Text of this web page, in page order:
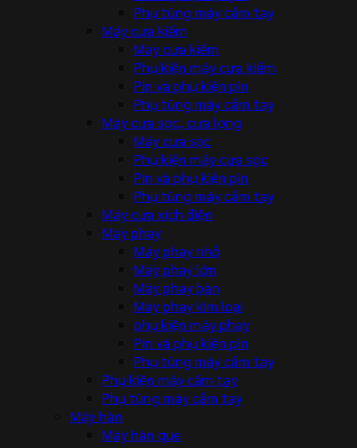
Phụ tùng máy cầm tay
Máy cưa kiếm
Máy cưa kiếm
Phụ kiện máy cưa kiếm
Pin và phụ kiện pin
Phụ tùng máy cầm tay
Máy cưa sọc, cưa lọng
Máy cưa sọc
Phụ kiện máy cưa sọc
Pin và phụ kiện pin
Phụ tùng máy cầm tay
Máy cưa xích điện
Máy phay
Máy phay nhỏ
Máy phay lớn
Máy phay bàn
Máy phay kim loại
phụ kiện máy phay
Pin và phụ kiện pin
Phụ tùng máy cầm tay
Phụ kiện máy cầm tay
Phụ tùng máy cầm tay
Máy hàn
Máy hàn que